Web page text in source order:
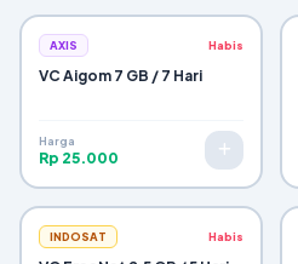
AXIS Habis
VC Aigom 7 GB / 7 Hari
Harga
Rp 25.000
INDOSAT Habis